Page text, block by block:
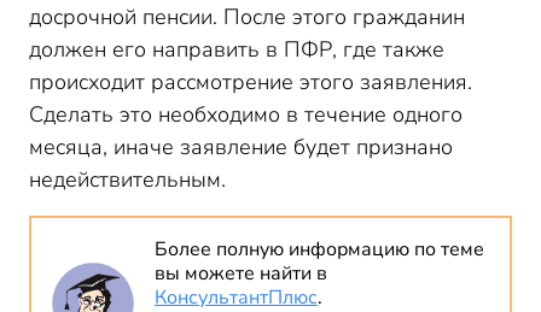
досрочной пенсии. После этого гражданин
должен его направить в ПФР, где также
происходит рассмотрение этого заявления.
Сделать это необходимо в течение одного
месяца, иначе заявление будет признано
недействительным.
Более полную информацию по теме
вы можете найти в
КонсультантПлюс.